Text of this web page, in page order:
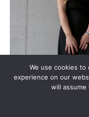
We use cookies
experience on our
will